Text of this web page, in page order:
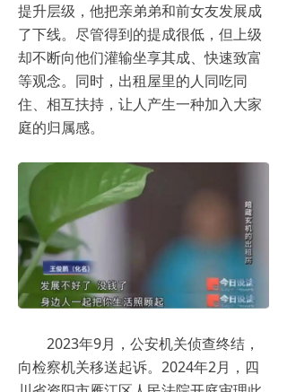
提升层级，他把亲弟弟和前女友发展成
了下线。尽管得到的提成很低，但上级
却不断向他们灌输坐享其成、快速致富
等观念。同时，出租屋里的人同吃同
住、相互扶持，让人产生一种加入大家
庭的归属感。
2023年9月，公安机关侦查终结，
向检察机关移送起诉。2024年2月，四